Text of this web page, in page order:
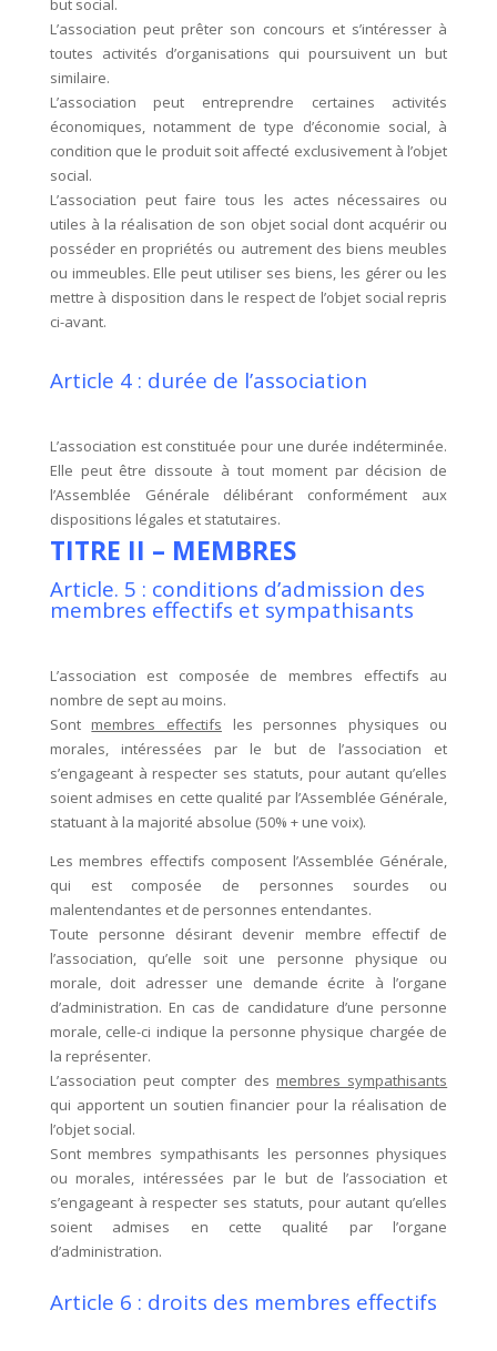
but social.
L’association peut prêter son concours et s’intéresser à
toutes activités d’organisations qui poursuivent un but
similaire.
L’association peut entreprendre certaines activités
économiques, notamment de type d’économie social, à
condition que le produit soit affecté exclusivement à l’objet
social.
L’association peut faire tous les actes nécessaires ou
utiles à la réalisation de son objet social dont acquérir ou
posséder en propriétés ou autrement des biens meubles
ou immeubles. Elle peut utiliser ses biens, les gérer ou les
mettre à disposition dans le respect de l’objet social repris
ci-avant.
Article 4 : durée de l’association
L’association est constituée pour une durée indéterminée.
Elle peut être dissoute à tout moment par décision de
l’Assemblée Générale délibérant conformément aux
dispositions légales et statutaires.
TITRE II – MEMBRES
Article. 5 : conditions d’admission des
membres effectifs et sympathisants
L’association est composée de membres effectifs au
nombre de sept au moins.
Sont membres effectifs les personnes physiques ou
morales, intéressées par le but de l’association et
s’engageant à respecter ses statuts, pour autant qu’elles
soient admises en cette qualité par l’Assemblée Générale,
statuant à la majorité absolue (50% + une voix).
Les membres effectifs composent l’Assemblée Générale,
qui est composée de personnes sourdes ou
malentendantes et de personnes entendantes.
Toute personne désirant devenir membre effectif de
l’association, qu’elle soit une personne physique ou
morale, doit adresser une demande écrite à l’organe
d’administration. En cas de candidature d’une personne
morale, celle-ci indique la personne physique chargée de
la représenter.
L’association peut compter des membres sympathisants
qui apportent un soutien financier pour la réalisation de
l’objet social.
Sont membres sympathisants les personnes physiques
ou morales, intéressées par le but de l’association et
s’engageant à respecter ses statuts, pour autant qu’elles
soient admises en cette qualité par l’organe
d’administration.
Article 6 : droits des membres effectifs